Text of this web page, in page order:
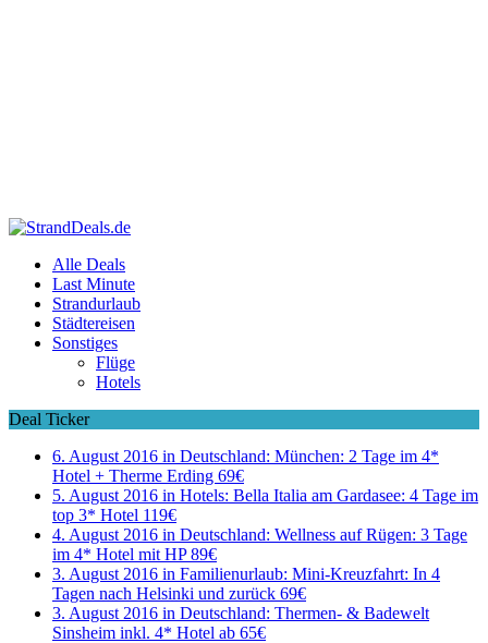
Alle Deals
Last Minute
Strandurlaub
Städtereisen
Sonstiges
Flüge
Hotels
Deal Ticker
6. August 2016 in Deutschland: München: 2 Tage im 4*
Hotel + Therme Erding 69€
5. August 2016 in Hotels: Bella Italia am Gardasee: 4 Tage im
top 3* Hotel 119€
4. August 2016 in Deutschland: Wellness auf Rügen: 3 Tage
im 4* Hotel mit HP 89€
3. August 2016 in Familienurlaub: Mini-Kreuzfahrt: In 4
Tagen nach Helsinki und zurück 69€
3. August 2016 in Deutschland: Thermen- & Badewelt
Sinsheim inkl. 4* Hotel ab 65€